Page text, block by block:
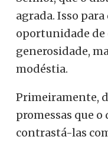
agrada. Isso
oportunidade de
generosidade,
modéstia.
Primeiramente,
promessas que
contrastá-las